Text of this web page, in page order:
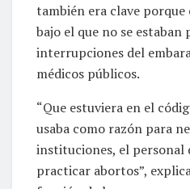
también era clave porque
bajo el que no se estaban
interrupciones del
médicos públicos.
“Que estuviera en el
usaba como razón para
instituciones, el personal
practicar abortos”,